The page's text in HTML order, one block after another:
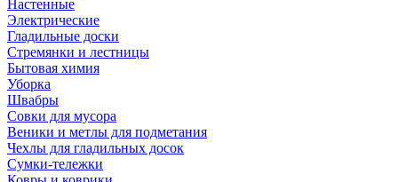
Настенные
Электрические
Гладильные доски
Стремянки и лестницы
Бытовая химия
Уборка
Швабры
Совки для мусора
Веники и метлы для подметания
Чехлы для гладильных досок
Сумки-тележки